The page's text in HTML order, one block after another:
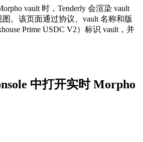
vault 时，Tenderly 会渲染 vault
。该页面通过协议、vault 名称和版
Prime USDC V2）标识 vault，并
中打开实时 Morpho